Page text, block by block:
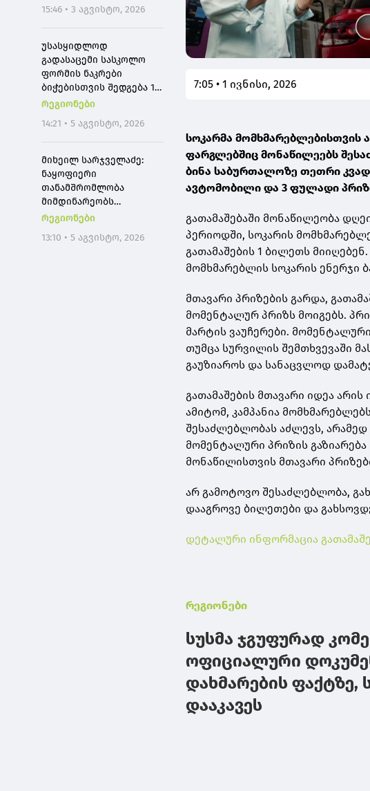
15:46 • 3 აგვისტო, 2026
უსასყიდლოდ
გადასაცემი სასკოლო
ფორმის ნაკრები
ბიჭებისთვის შედგება 1
პიჯაკისა და 2
გოგონებისთვის – 1
პიჯაკის, 1 შარვლისა და 1
ქვედაკაბისგან
რეგიონები
14:21 • 5 აგვისტო, 2026
მიხეილ სარჯველაძე:
ნაყოფიერი
თანამშრომლობა
მიმდინარეობს
სამინისტროსა და
ორგანიზაციას შორის,
რეგიონები
13:10 • 5 აგვისტო, 2026
7:05 • 1 ივნისი, 2026
სოკარმა მომხმარებლებისთვის
ფარგლებშიც მონაწილეებს
ბინა საბურთალოზე თეთრი
ავტომობილი და 3 ფულადი
გათამაშებაში მონაწილეობა
პერიოდში, სოკარის
გათამაშების 1 ბილეთს
მომხმარებლის სოკარის ენერჯი
მთავარი პრიზების გარდა,
მომენტალურ პრიზს მოიგებს.
მარტის ვაუჩერები.
თუმცა სურვილის შემთხვევაში
გაუზიაროს და სანაცვლოდ
გათამაშების მთავარი იდეა არის
ამიტომ, კამპანია
შესაძლებლობას აძლევს,
მომენტალური პრიზის
მონაწილისთვის მთავარი
არ გამოტოვო შესაძლებლობა,
დააგროვე ბილეთები და
დეტალური ინფორმაცია
რეგიონები
სუსმა ჯგუფურად
ოფიციალური
დახმარების ფაქტზე,
დააკავეს